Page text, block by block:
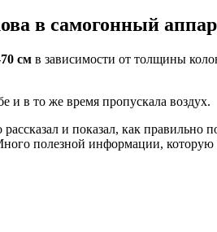
в самогонный
см в зависимости от толщины
и в то же время пропускала воздух.
и показал, как правильно
полезной информации, которую